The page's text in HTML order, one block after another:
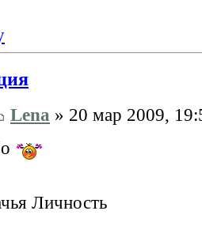
Lena » 20 мар 2009,
Личность